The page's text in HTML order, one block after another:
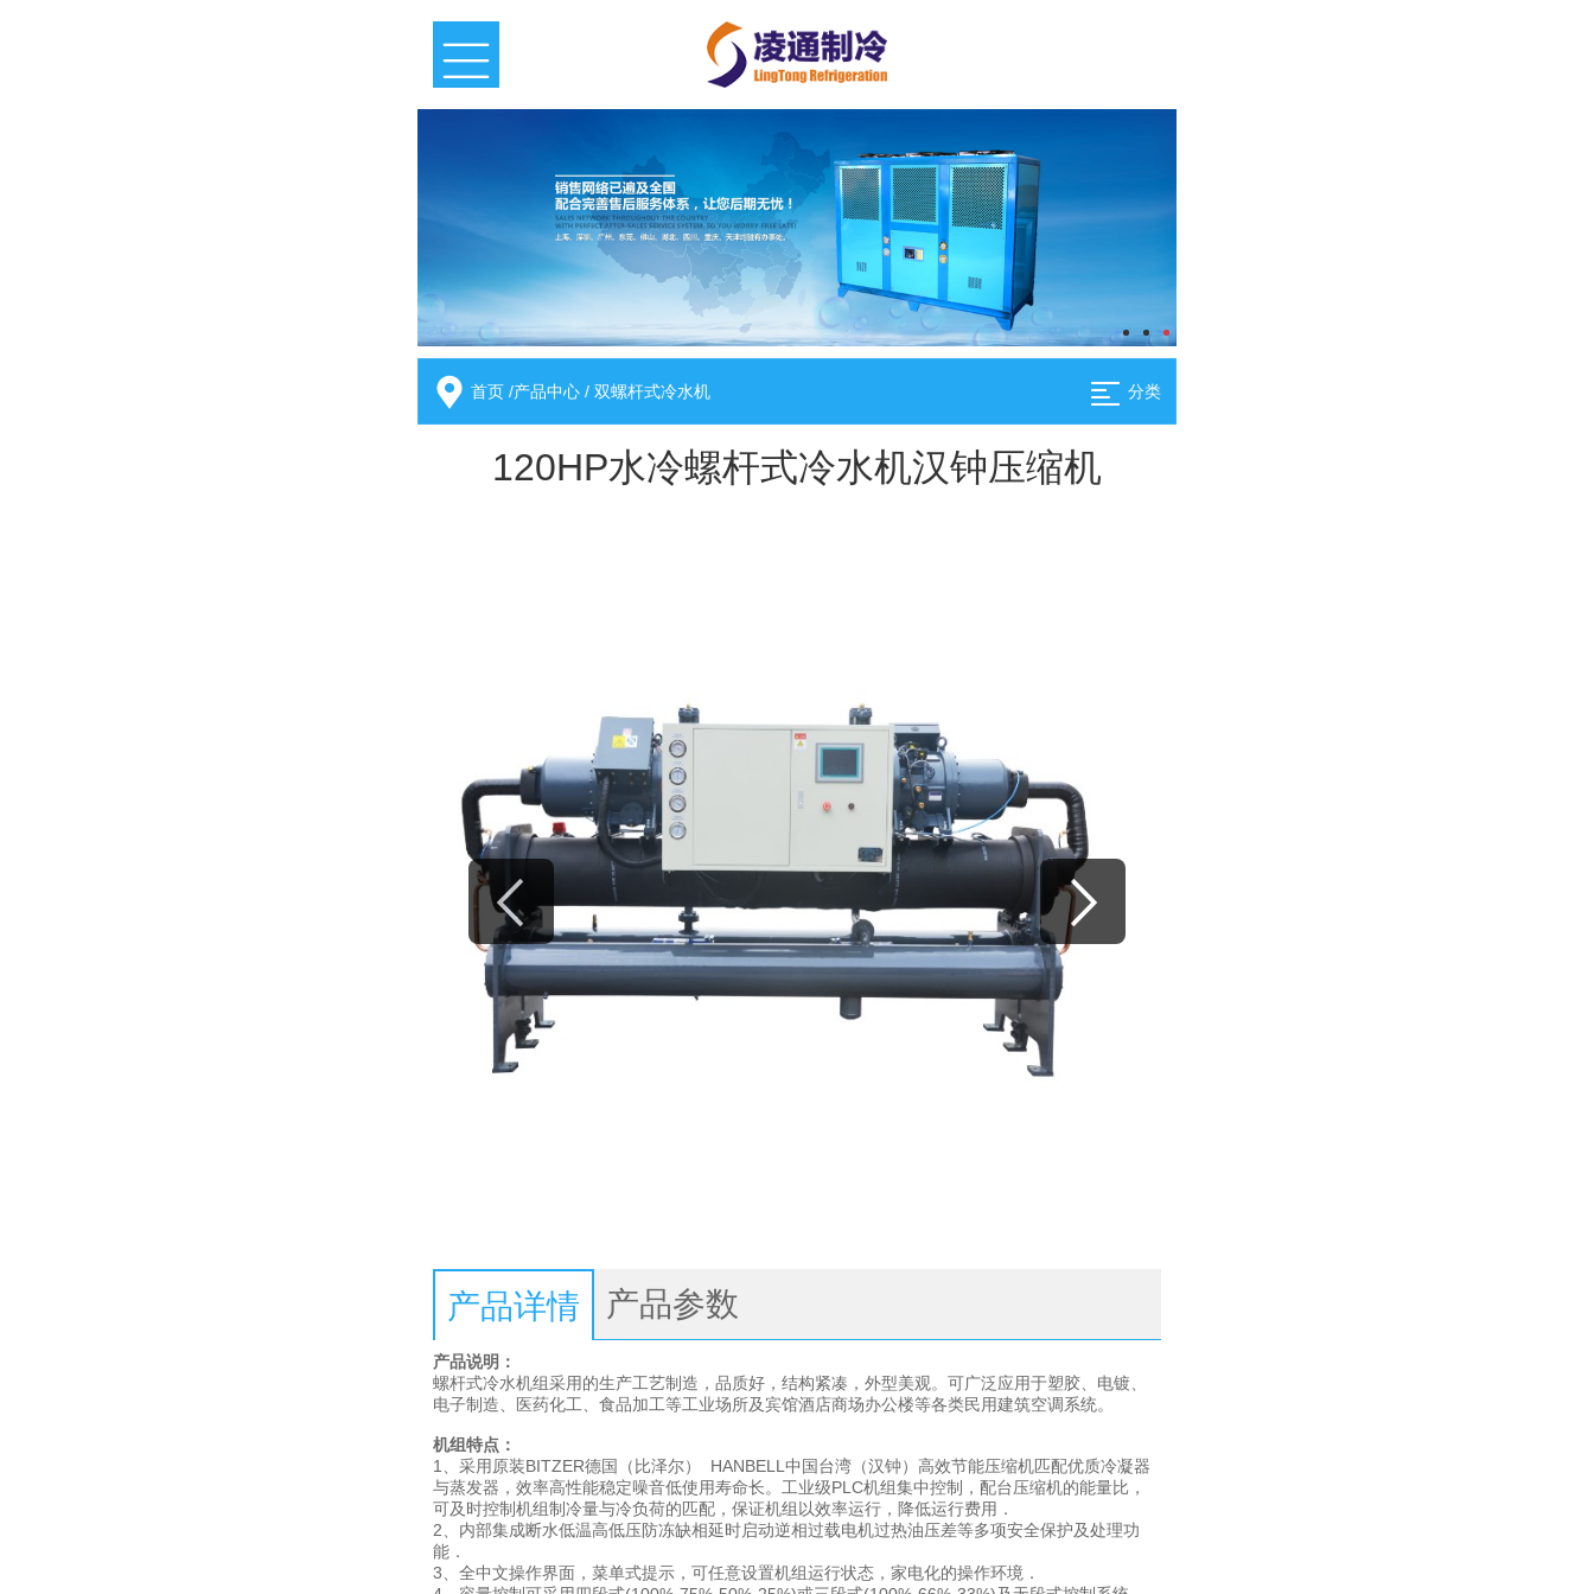
首页/产品中心/ 双螺杆式冷水机 分类
120HP水冷螺杆式冷水机汉钟压缩机
产品详情 产品参数
产品说明：
螺杆式冷水机组采用的生产工艺制造，品质好，结构紧凑，外型美观。可广泛应用于塑胶、电镀、
电子制造、医药化工、食品加工等工业场所及宾馆酒店商场办公楼等各类民用建筑空调系统。
机组特点：
1、采用原装BITZER德国（比泽尔） HANBELL中国台湾（汉钟）高效节能压缩机匹配优质冷凝器
与蒸发器，效率高性能稳定噪音低使用寿命长。工业级PLC机组集中控制，配台压缩机的能量比，
可及时控制机组制冷量与冷负荷的匹配，保证机组以效率运行，降低运行费用．
2、内部集成断水低温高低压防冻缺相延时启动逆相过载电机过热油压差等多项安全保护及处理功
能．
3、全中文操作界面，菜单式提示，可任意设置机组运行状态，家电化的操作环境．